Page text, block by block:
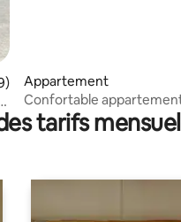
moyenne sur la base de
Appartement
Confortable
avec jardin
tarifs